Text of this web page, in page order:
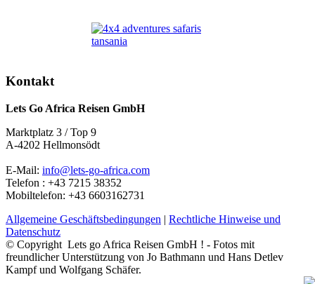
Kontakt
Lets Go Africa Reisen GmbH
Marktplatz 3 / Top 9
A-4202 Hellmonsödt
E-Mail: info@lets-go-africa.com
Telefon : +43 7215 38352
Mobiltelefon: +43 6603162731
Allgemeine Geschäftsbedingungen | Rechtliche Hinweise und
Datenschutz
© Copyright Lets go Africa Reisen GmbH ! - Fotos mit
freundlicher Unterstützung von Jo Bathmann und Hans Detlev
Kampf und Wolfgang Schäfer.